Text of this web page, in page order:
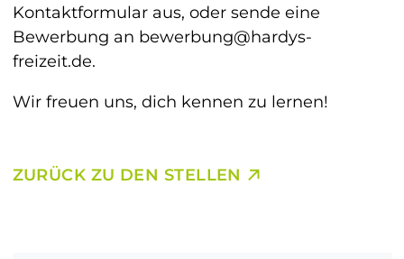
Kontaktformular aus, oder sende eine
Bewerbung an bewerbung@hardys-
freizeit.de.
Wir freuen uns, dich kennen zu lernen!
ZURÜCK ZU DEN STELLEN